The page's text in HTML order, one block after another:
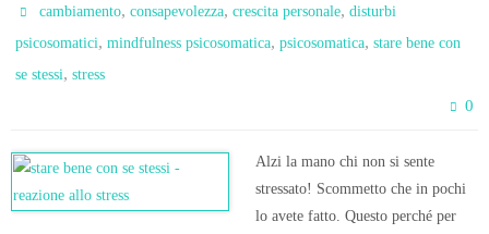
cambiamento,consapevolezza,crescita personale,disturbi
psicosomatici, mindfulness psicosomatica, psicosomatica, stare bene con
se stessi, stress
0
Alzi la mano chi non si sente
stressato! Scommetto che in pochi
lo avete fatto. Questo perché per